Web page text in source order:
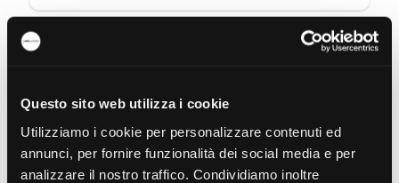
Questo sito web utilizza i cookie
Utilizziamo i cookie per personalizzare contenuti ed
annunci, per fornire funzionalità dei social media e per
analizzare il nostro traffico. Condividiamo inoltre
PROLOGIC ELEMENT STORM SAFE ACCESSORY DEEP